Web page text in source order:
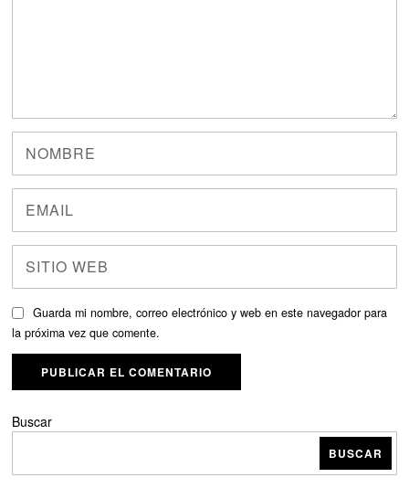
Guarda mi nombre, correo electrónico y web en este navegador para
la próxima vez que comente.
Buscar
BUSCAR